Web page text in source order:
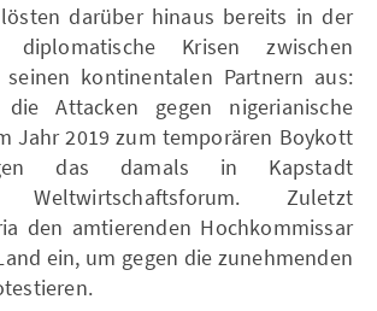
darüber hinaus bereits in der
diplomatische Krisen zwischen
kontinentalen Partnern aus:
Attacken gegen nigerianische
Jahr 2019 zum temporären Boykott
das damals in Kapstadt
Weltwirtschaftsforum. Zuletzt
den amtierenden Hochkommissar
ein, um gegen die zunehmenden